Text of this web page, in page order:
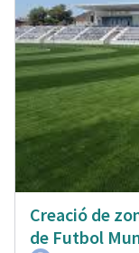
Creació de
de Futbol